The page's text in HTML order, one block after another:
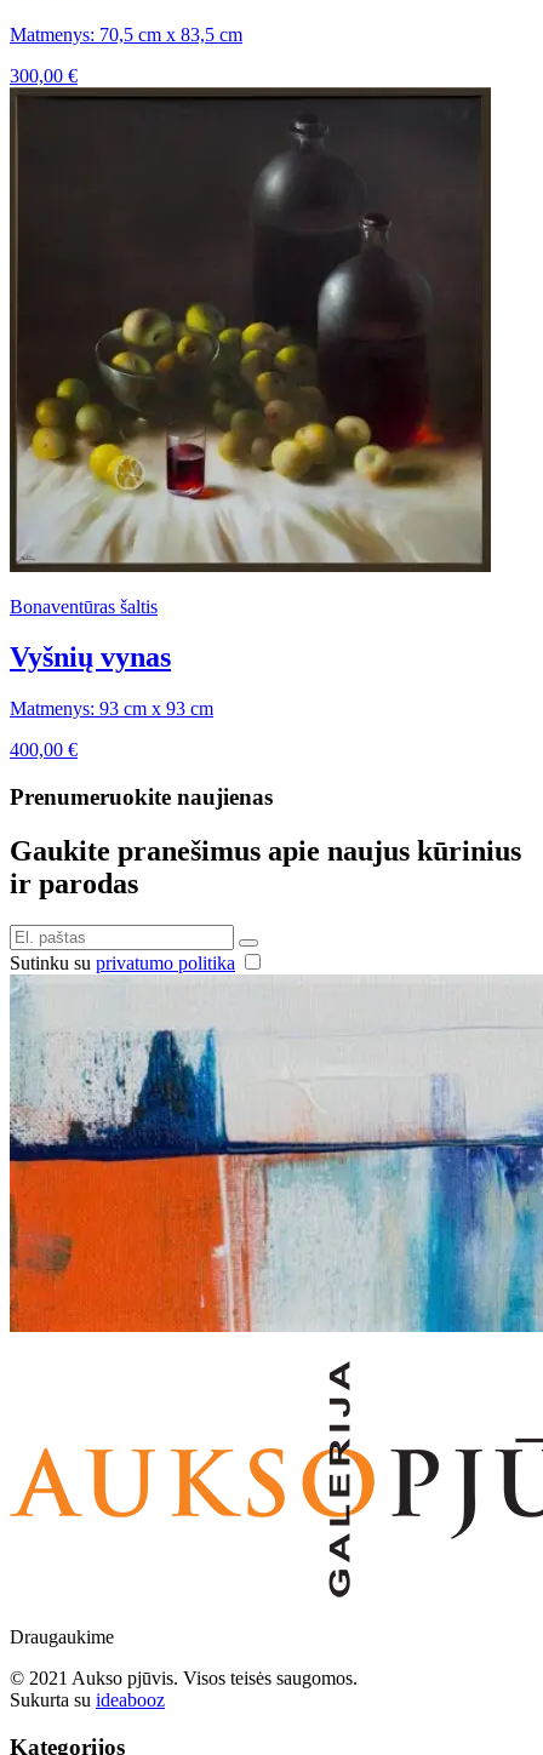
Matmenys: 70,5 cm x 83,5 cm
300,00 €
Bonaventūras šaltis
Vyšnių vynas
Matmenys: 93 cm x 93 cm
400,00 €
Prenumeruokite naujienas
Gaukite pranešimus apie naujus kūrinius
ir parodas
Sutinku su privatumo politika
Draugaukime
© 2021 Aukso pjūvis. Visos teisės saugomos.
Sukurta su ideabooz
Kategorijos